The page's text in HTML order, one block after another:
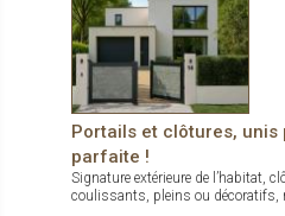
Portails et clôtures, unis
parfaite !
Signature extérieure de l’habitat,
coulissants, pleins ou décoratifs,